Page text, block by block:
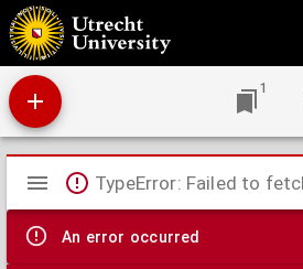
Novissima et accuratissima decem Austriacarum in
ducatus Brabantiae, Luxembergensis, Limburgensis,
Comitatus Flandriae, Artesiae, Hannoniae, et
1
Mirador
viewer
TypeError: Failed to
An error occurred